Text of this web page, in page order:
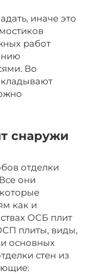
иначе это
работ
Во
снаружи
отделки
они
как и
ОСБ плит
плиты, виды,
основных
стен из